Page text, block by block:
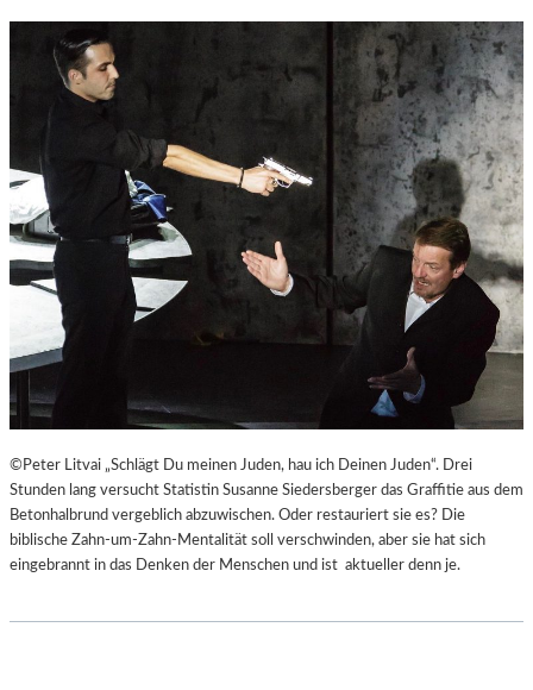
©Peter Litvai „Schlägt Du meinen Juden, hau ich Deinen Juden“. Drei
Stunden lang versucht Statistin Susanne Siedersberger das Graffitie aus dem
Betonhalbrund vergeblich abzuwischen. Oder restauriert sie es? Die
biblische Zahn-um-Zahn-Mentalität soll verschwinden, aber sie hat sich
eingebrannt in das Denken der Menschen und ist aktueller denn je.